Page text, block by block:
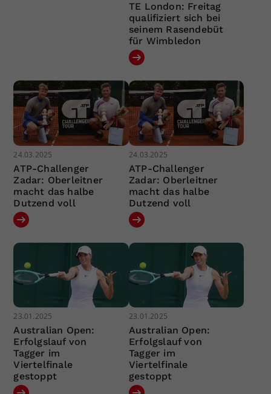
TE London: Freitag
qualifiziert sich bei
seinem Rasendebüt
für Wimbledon
24.03.2025
ATP-Challenger
Zadar: Oberleitner
macht das halbe
Dutzend voll
24.03.2025
ATP-Challenger
Zadar: Oberleitner
macht das halbe
Dutzend voll
23.01.2025
Australian Open:
Erfolgslauf von
Tagger im
Viertelfinale
gestoppt
23.01.2025
Australian Open:
Erfolgslauf von
Tagger im
Viertelfinale
gestoppt